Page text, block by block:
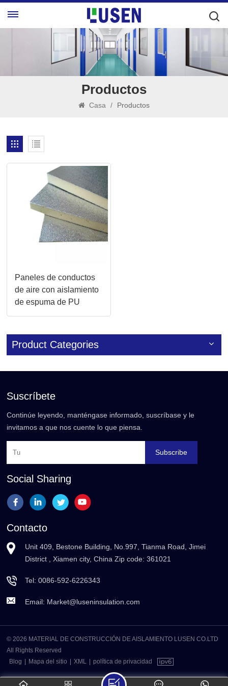
Productos
Casa / Productos
Paneles de conductos
de aire con aislamiento
de espuma de PU
duraderos y livianos
Product Categories
Suscríbete
Continúe leyendo, manténgase informado, suscríbase y le
invitamos a que nos cuente lo que piensa.
Subscribe
Social Sharing
Contacto
Unit 409, Bestone Building, No.997, Tianma Road, Jimei
District , Xiamen city, China Zip code: 361021
Tel:0086-592-6226343
Email: Market@luseninsulation.com
© 2026 MATERIAL DE CONSTRUCCIÓN DE AISLAMIENTO LUSEN CO.LTD
All Rights Reserved
Blog
Mapa del sitio XML política de privacidad